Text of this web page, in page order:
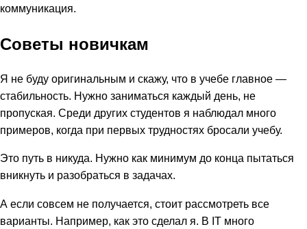
коммуникация.
Советы новичкам
Я не буду оригинальным и скажу, что в учебе главное —
стабильность. Нужно заниматься каждый день, не
пропуская. Среди других студентов я наблюдал много
примеров, когда при первых трудностях бросали учебу.
Это путь в никуда. Нужно как минимум до конца пытаться
вникнуть и разобраться в задачах.
А если совсем не получается, стоит рассмотреть все
варианты. Например, как это сделал я. В IT много